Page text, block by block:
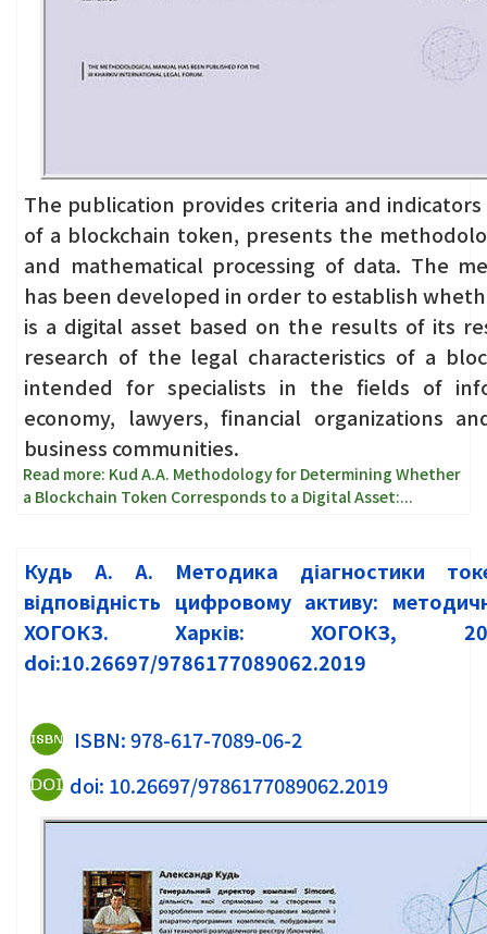
The publication provides criteria and
of a blockchain token, presents the
and mathematical processing of data. The
has been developed in order to establish
is a digital asset based on the results of its
research of the legal characteristics of a
intended for specialists in the fields of
economy, lawyers, financial organizations
business communities.
Read more: Kud А.A. Methodology for Determining Whether
a Blockchain Token Corresponds to a Digital Asset:...
Кудь А. А. Методика діагностики
відповідність цифровому активу:
ХОГОКЗ. Харків:
doi:10.26697/9786177089062.2019
ISBN: 978-617-7089-06-2
doi: 10.26697/9786177089062.2019